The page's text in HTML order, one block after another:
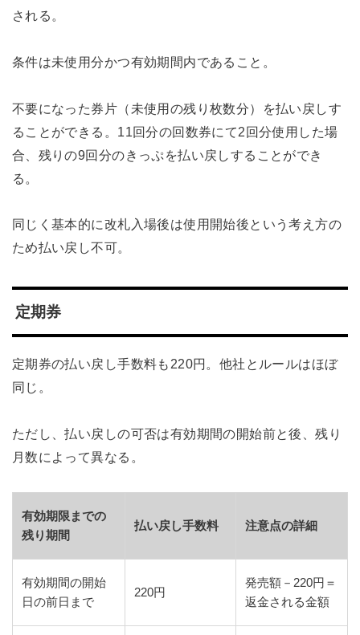
される。
条件は未使用分かつ有効期間内であること。
不要になった券片（未使用の残り枚数分）を払い戻しす
ることができる。11回分の回数券にて2回分使用した場
合、残りの9回分のきっぷを払い戻しすることができ
る。
同じく基本的に改札入場後は使用開始後という考え方の
ため払い戻し不可。
定期券
定期券の払い戻し手数料も220円。他社とルールはほぼ
同じ。
ただし、払い戻しの可否は有効期間の開始前と後、残り
月数によって異なる。
有効期限までの
残り期間
払い戻し手数料 注意点の詳細
有効期間の開始
日の前日まで
220円
発売額－220円＝
返金される金額